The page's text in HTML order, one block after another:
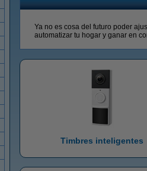
Ya no es cosa del futuro poder
automatizar tu hogar y ganar en
Timbres inteligentes